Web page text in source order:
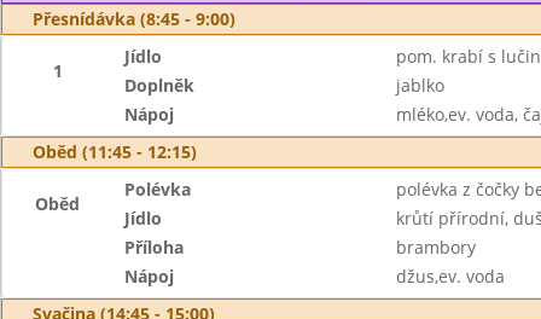
Přesnídávka (8:45 - 9:00)
1
Jídlo
pom. krabí s
Doplněk
jablko
Nápoj
mléko,ev. voda,
Oběd (11:45 - 12:15)
Oběd
Polévka
polévka z čočky
Jídlo
krůtí přírodní,
Příloha
brambory
Nápoj
džus,ev. voda
Svačina (14:45 - 15:00)